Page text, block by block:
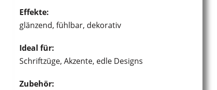
Effekte:
glänzend, fühlbar, dekorativ
Ideal für:
Schriftzüge, Akzente, edle Designs
Zubehör: